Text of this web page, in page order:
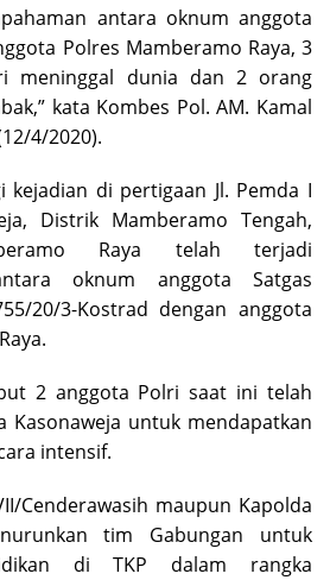
antara oknum anggota
Polres Mamberamo Raya, 3
meninggal dunia dan 2 orang
kata Kombes Pol. AM. Kamal
4/2020).
kejadian di pertigaan Jl. Pemda I
Distrik Mamberamo Tengah,
Raya telah terjadi
oknum anggota Satgas
20/3-Kostrad dengan anggota
2 anggota Polri saat ini telah
Kasonaweja untuk mendapatkan
intensif.
Cenderawasih maupun Kapolda
tim Gabungan untuk
di TKP dalam rangka